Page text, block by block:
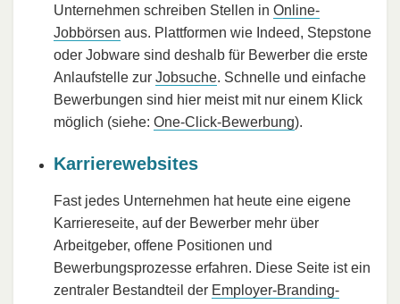
Unternehmen schreiben Stellen in Online-
Jobbörsen aus. Plattformen wie Indeed, Stepstone
oder Jobware sind deshalb für Bewerber die erste
Anlaufstelle zur Jobsuche. Schnelle und einfache
Bewerbungen sind hier meist mit nur einem Klick
möglich (siehe: One-Click-Bewerbung).
Karrierewebsites
Fast jedes Unternehmen hat heute eine eigene
Karriereseite, auf der Bewerber mehr über
Arbeitgeber, offene Positionen und
Bewerbungsprozesse erfahren. Diese Seite ist ein
zentraler Bestandteil der Employer-Branding-